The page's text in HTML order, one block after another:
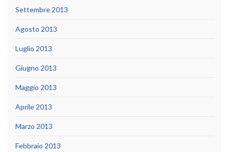
Settembre 2013
Agosto 2013
Luglio 2013
Giugno 2013
Maggio 2013
Aprile 2013
Marzo 2013
Febbraio 2013